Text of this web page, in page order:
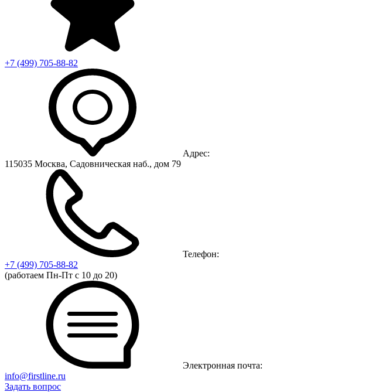
+7 (499) 705-88-82
Адрес:
115035 Москва, Садовническая наб., дом 79
Телефон:
+7 (499) 705-88-82
(работаем Пн-Пт с 10 до 20)
Электронная почта:
info@firstline.ru
Задать вопрос